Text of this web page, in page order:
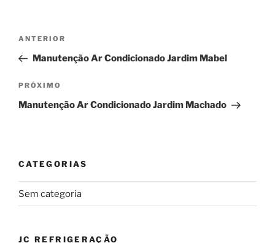
Navegação
Post
Post
anterior
ANTERIOR
Manutenção Ar Condicionado Jardim Mabel
Próximo
post
PRÓXIMO
Manutenção Ar Condicionado Jardim Machado
CATEGORIAS
Sem categoria
JC REFRIGERAÇÃO